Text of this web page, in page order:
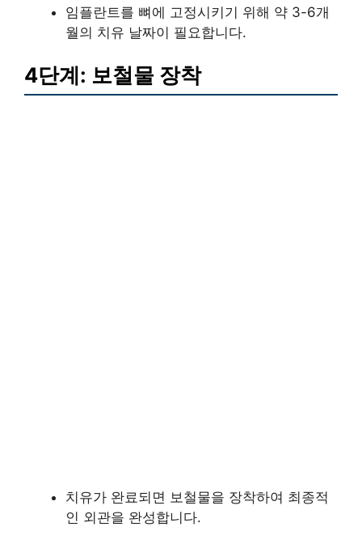
임플란트를 뼈에 고정시키기 위해 약 3-6개
월의 치유 날짜이 필요합니다.
4단계: 보철물 장착
치유가 완료되면 보철물을 장착하여 최종적
인 외관을 완성합니다.